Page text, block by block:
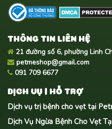
THÔNG TIN LIÊN HỆ
21 đường số 6, phường Linh
petmeshop@gmail.com
091 709 6677
DỊCH VỤ | HỖ TRỢ
Dịch vụ trị bệnh cho vẹt tại
Dịch Vụ Ngừa Bệnh Cho Vẹt